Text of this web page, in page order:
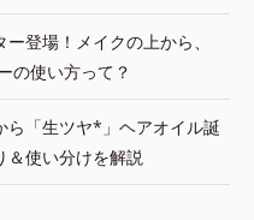
登場！メイクの上から、
の使い方って？
ら「生ツヤ*」ヘアオイル誕
＆使い分けを解説